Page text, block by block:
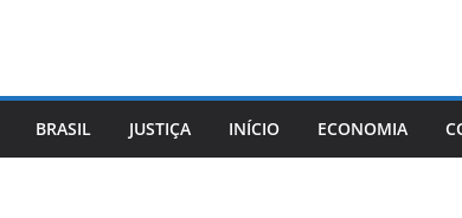
BRASIL JUSTIÇA INÍCIO ECONOMIA